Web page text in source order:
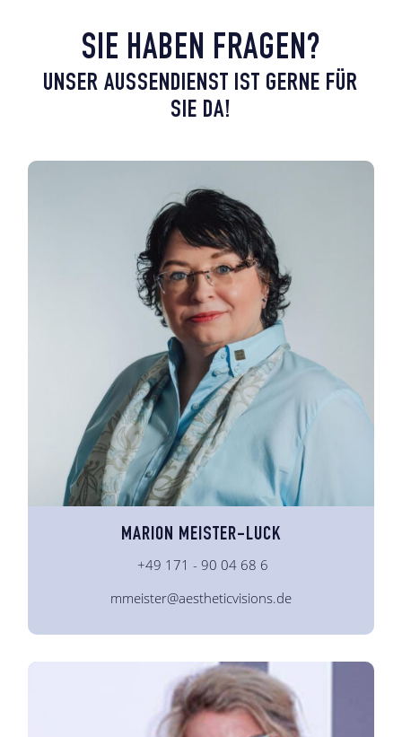
SIE HABEN FRAGEN?
UNSER AUSSENDIENST IST GERNE FÜR S
IE DA!
MARION MEISTER-LUCK
+49 171 - 90 04 68 6
mmeister@aestheticvisions.de